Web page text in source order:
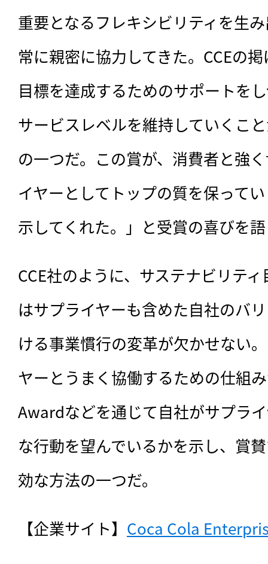
重要となるフレキシビリティを生
常に親密に協力してきた。CCEの
目標を達成するためのサポートを
サービスレベルを維持していくこ
の一つだ。この賞が、消費者と強
イヤーとしてトップの質を保って
示してくれた。」と受賞の喜びを
CCE社のように、サステナビリテ
はサプライヤーも含めた自社のバ
ける事業慣行の変革が欠かせない
ヤーとうまく協働するための仕組
Awardなどを通じて自社がサプラ
な行動を望んでいるかを示し、賞
効な方法の一つだ。
【企業サイト】 Coca Cola